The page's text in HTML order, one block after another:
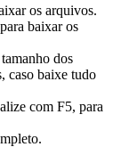
os arquivos.
baixar os
dos
caso baixe tudo
com F5, para